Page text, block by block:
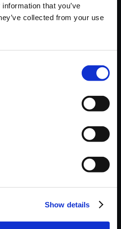
that you’ve
collected from your use
Show details
ンドトラック Moon Runne
ダー ...
アッシュク....